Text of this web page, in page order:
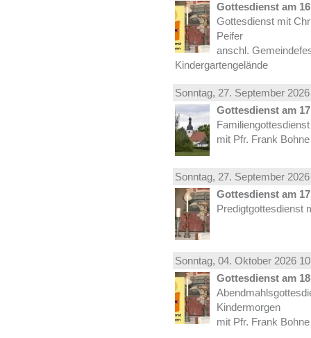
Gottesdienst am
Gottesdienst mit
Peifer
anschl.
Kindergartengelände
Sonntag, 27. September
Gottesdienst am
mit Pfr. Frank
Sonntag, 27. September
Gottesdienst am
Predigtgottesdienst
Sonntag, 04. Oktober 2026
Gottesdienst am
Kindermorgen
mit Pfr. Frank Bohne